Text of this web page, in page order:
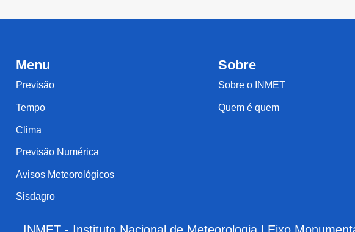
Menu
Previsão
Tempo
Clima
Previsão Numérica
Avisos Meteorológicos
Sisdagro
Sobre
Sobre o INMET
Quem é quem